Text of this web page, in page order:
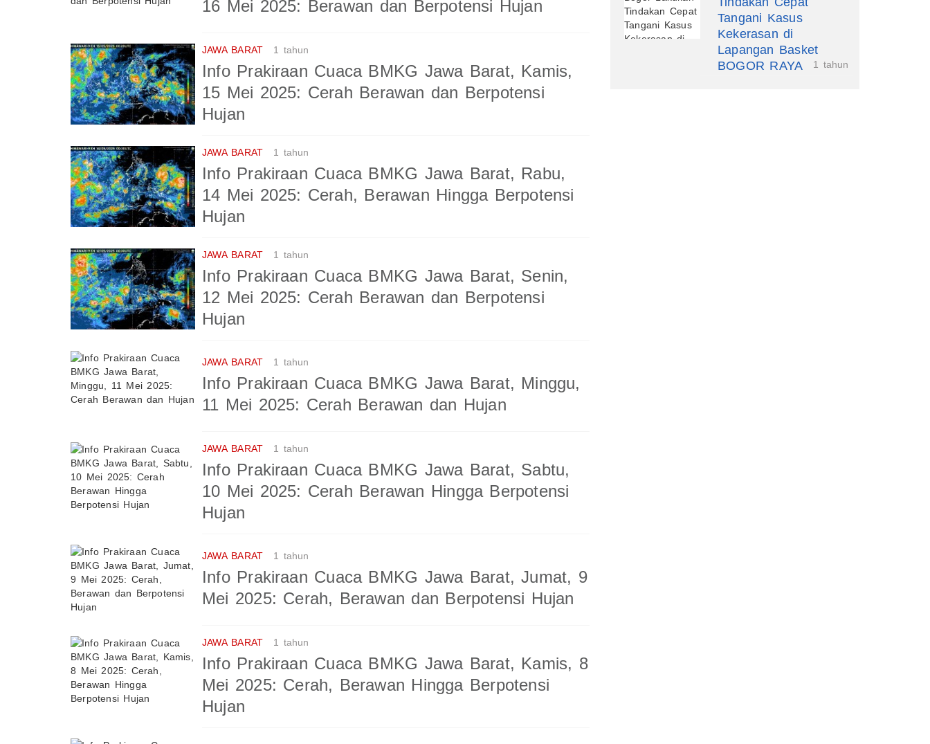
16 Mei 2025: Berawan dan Berpotensi Hujan
JAWA BARAT 1 tahun
Info Prakiraan Cuaca BMKG Jawa Barat, Kamis,
15 Mei 2025: Cerah Berawan dan Berpotensi
Hujan
JAWA BARAT 1 tahun
Info Prakiraan Cuaca BMKG Jawa Barat, Rabu,
14 Mei 2025: Cerah, Berawan Hingga Berpotensi
Hujan
JAWA BARAT 1 tahun
Info Prakiraan Cuaca BMKG Jawa Barat, Senin,
12 Mei 2025: Cerah Berawan dan Berpotensi
Hujan
JAWA BARAT 1 tahun
Info Prakiraan Cuaca BMKG Jawa Barat, Minggu,
11 Mei 2025: Cerah Berawan dan Hujan
JAWA BARAT 1 tahun
Info Prakiraan Cuaca BMKG Jawa Barat, Sabtu,
10 Mei 2025: Cerah Berawan Hingga Berpotensi
Hujan
JAWA BARAT 1 tahun
Info Prakiraan Cuaca BMKG Jawa Barat, Jumat, 9
Mei 2025: Cerah, Berawan dan Berpotensi Hujan
JAWA BARAT 1 tahun
Info Prakiraan Cuaca BMKG Jawa Barat, Kamis, 8
Mei 2025: Cerah, Berawan Hingga Berpotensi
Hujan
Tangani Kasus
Kekerasan di
Lapangan Basket
BOGOR RAYA
1 tahun